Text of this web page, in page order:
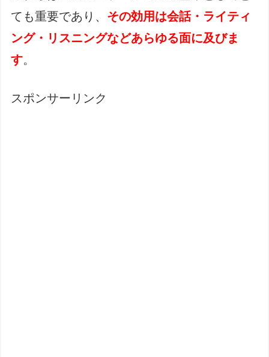
ても重要であり、 その効用は会話・ライティ
ング・リスニングなどあらゆる面に及びま
す。
スポンサーリンク